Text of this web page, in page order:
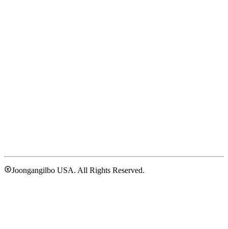
Joongangilbo USA. All Rights Reserved.